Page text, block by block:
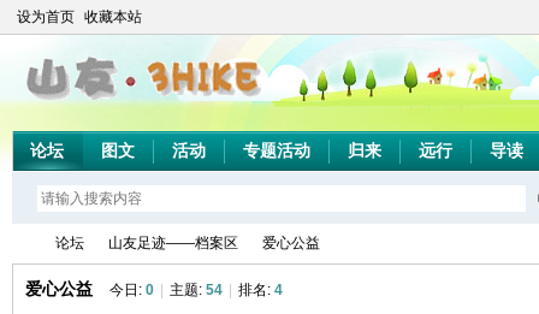
设为首页 收藏本站
论坛 图文 活动 专题活动 归来 远行 导读
论坛 山友足迹——档案区 爱心公益
爱心公益 今日: 0 主题: 54 排名: 4